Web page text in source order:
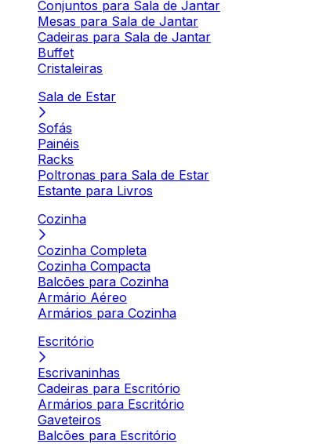
Conjuntos para Sala de Jantar
Mesas para Sala de Jantar
Cadeiras para Sala de Jantar
Buffet
Cristaleiras
Sala de Estar
Sofás
Painéis
Racks
Poltronas para Sala de Estar
Estante para Livros
Cozinha
Cozinha Completa
Cozinha Compacta
Balcões para Cozinha
Armário Aéreo
Armários para Cozinha
Escritório
Escrivaninhas
Cadeiras para Escritório
Armários para Escritório
Gaveteiros
Balcões para Escritório